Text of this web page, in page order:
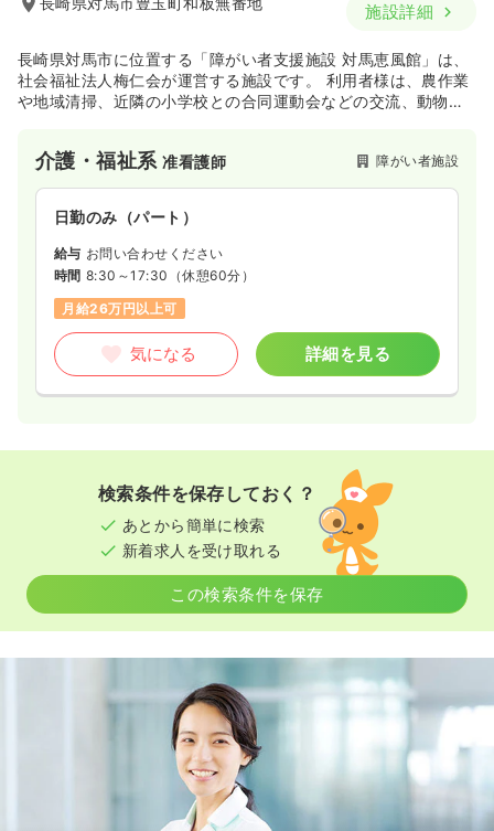
施設詳細
長崎県対馬市に位置する「障がい者支援施設 対馬恵風館」は、
社会福祉法人梅仁会が運営する施設です。 利用者様は、農作業
や地域清掃、近隣の小学校との合同運動会などの交流、動物の
介護・福祉系准看護師 障がい者施設
日勤のみ（パート）
給与 お問い合わせください
時間 8:30～17:30 （休憩60分）
月給26万円以上可
気になる 詳細を見る
検索条件を保存しておく？
あとから簡単に検索
新着求人を受け取れる
この検索条件を保存